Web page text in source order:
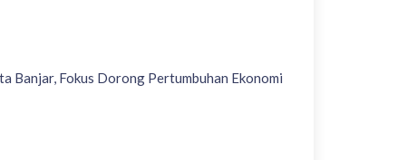
Banjar, Fokus Dorong Pertumbuhan Ekonomi